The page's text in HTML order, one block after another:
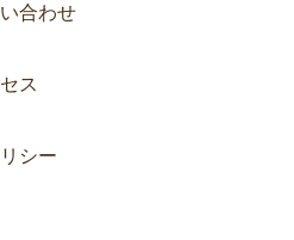
合わせ
ス
シー